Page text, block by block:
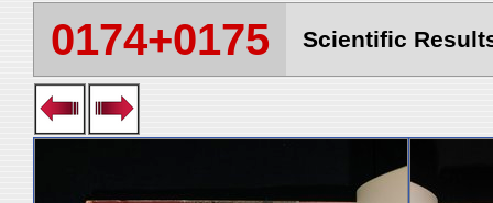
0174+0175 Scientific